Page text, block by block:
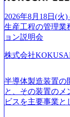
ていく”という位
されていたが、現
C事業を始め、パ
はあるが、社員の
着けたい方でも幅
成が柔軟に可能な
our-vision-
_93b1bff3-f71c-
2026年8月18日(火
生産工程の管理
ョン説明会
株式会社
半導体製造装置の
と、その装置のメ
ビスを主要事業